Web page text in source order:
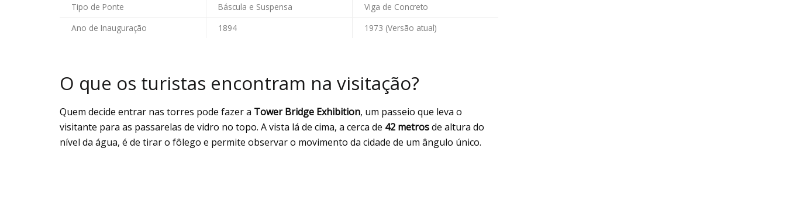
Tipo de Ponte
Báscula e Suspensa
Viga de Concreto
Ano de Inauguração
1894 1973 (Versão atual)
O que os turistas encontram na visitação?
Quem decide entrar nas torres pode fazer a Tower Bridge Exhibition, um passeio que leva o
visitante para as passarelas de vidro no topo. A vista lá de cima, a cerca de 42 metrosde altura do
nível da água, é de tirar o fôlego e permite observar o movimento da cidade de um ângulo único.